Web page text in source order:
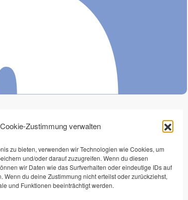
Cookie-Zustimmung verwalten
zu bieten, verwenden wir Technologien wie Cookies, um
und/oder darauf zuzugreifen. Wenn du diesen
wir Daten wie das Surfverhalten oder eindeutige IDs auf
Wenn du deine Zustimmung nicht erteilst oder zurückziehst,
und Funktionen beeinträchtigt werden.
Rechtliches
Datenschutz
AGB
Social Media